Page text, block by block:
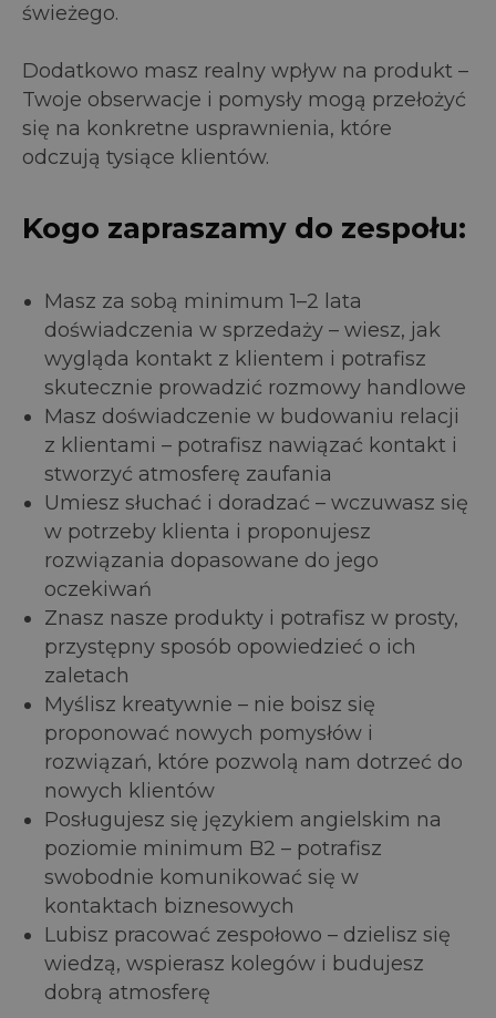
świeżego.
Dodatkowo masz realny wpływ na produkt –
Twoje obserwacje i pomysły mogą przełożyć
się na konkretne usprawnienia, które
odczują tysiące klientów.
Kogo zapraszamy do zespołu:
Masz za sobą minimum 1–2 lata
doświadczenia w sprzedaży – wiesz, jak
wygląda kontakt z klientem i potrafisz
skutecznie prowadzić rozmowy handlowe
Masz doświadczenie w budowaniu relacji
z klientami – potrafisz nawiązać kontakt i
stworzyć atmosferę zaufania
Umiesz słuchać i doradzać – wczuwasz się
w potrzeby klienta i proponujesz
rozwiązania dopasowane do jego
oczekiwań
Znasz nasze produkty i potrafisz w prosty,
przystępny sposób opowiedzieć o ich
zaletach
Myślisz kreatywnie – nie boisz się
proponować nowych pomysłów i
rozwiązań, które pozwolą nam dotrzeć do
nowych klientów
Posługujesz się językiem angielskim na
poziomie minimum B2 – potrafisz
swobodnie komunikować się w
kontaktach biznesowych
Lubisz pracować zespołowo – dzielisz się
wiedzą, wspierasz kolegów i budujesz
dobrą atmosferę